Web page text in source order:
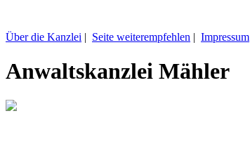
Über die Kanzlei | Seite weiterempfehlen | Impressum
Anwaltskanzlei Mähler